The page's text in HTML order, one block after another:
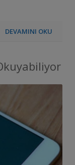
DEVAMINI OKU